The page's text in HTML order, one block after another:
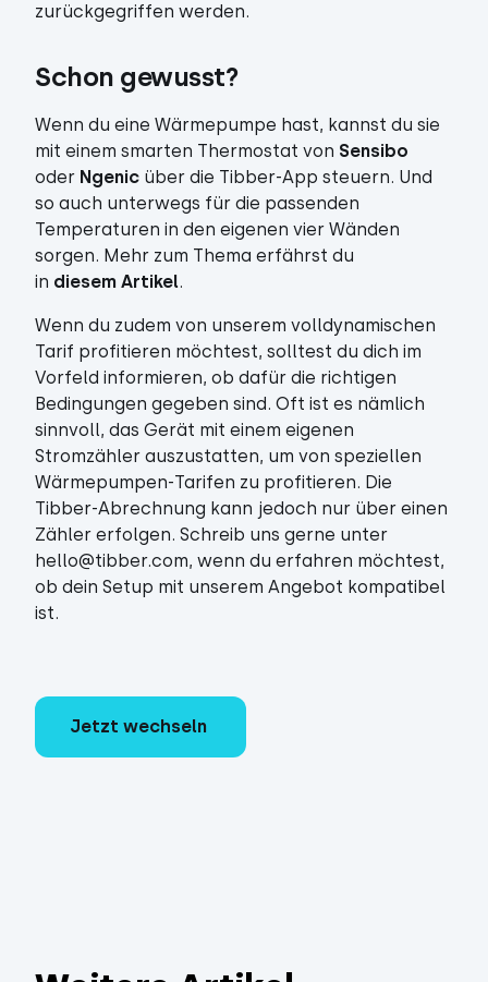
zurückgegriffen werden.
Schon gewusst?
Wenn du eine Wärmepumpe hast, kannst du sie
mit einem smarten Thermostat von Sensibo
oder Ngenic über die Tibber-App steuern. Und
so auch unterwegs für die passenden
Temperaturen in den eigenen vier Wänden
sorgen. Mehr zum Thema erfährst du
in diesem Artikel.
Wenn du zudem von unserem volldynamischen
Tarif profitieren möchtest, solltest du dich im
Vorfeld informieren, ob dafür die richtigen
Bedingungen gegeben sind. Oft ist es nämlich
sinnvoll, das Gerät mit einem eigenen
Stromzähler auszustatten, um von speziellen
Wärmepumpen-Tarifen zu profitieren. Die
Tibber-Abrechnung kann jedoch nur über einen
Zähler erfolgen. Schreib uns gerne unter
hello@tibber.com, wenn du erfahren möchtest,
ob dein Setup mit unserem Angebot kompatibel
ist.
Jetzt wechseln